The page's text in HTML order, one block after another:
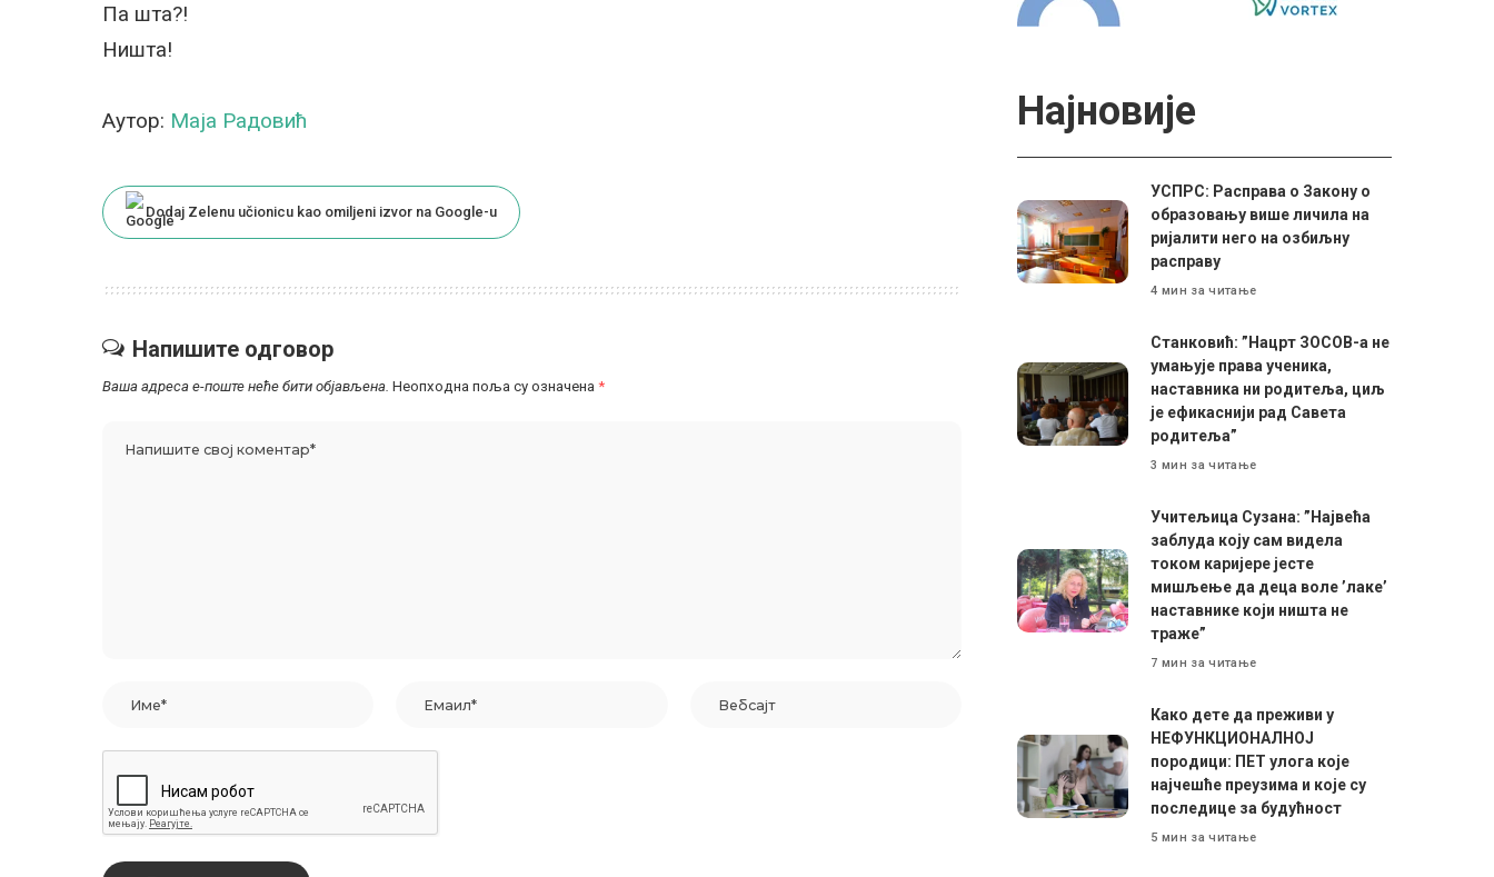
Па шта?!
Ништа!
Аутор: Маја Радовић
Dodaj Zelenu učionicu kao omiljeni izvor na Google-u
Напишите одговор
Ваша адреса е-поште неће бити објављена. Неопходна поља су означена *
Најновије
УСПРС: Расправа о Закону о
образовању више личила на
ријалити него на озбиљну
расправу
4 мин за читање
Станковић: ”Нацрт ЗОСОВ-а не
умањује права ученика,
наставника ни родитеља, циљ
је ефикаснији рад Савета
родитеља”
3 мин за читање
Учитељица Сузана: ”Највећа
заблуда коју сам видела
током каријере јесте
мишљење да деца воле ’лаке’
наставнике који ништа не
траже”
7 мин за читање
Како дете да преживи у
НЕФУНКЦИОНАЛНОЈ
породици: ПЕТ улога које
најчешће преузима и које су
последице за будућност
5 мин за читање